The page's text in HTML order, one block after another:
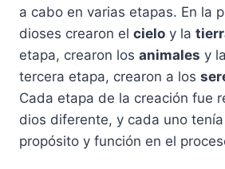
a cabo en varias etapas. En la
dioses crearon el cielo y la
etapa, crearon los animales y
tercera etapa, crearon a los
Cada etapa de la creación fue
dios diferente, y cada uno
propósito y función en el